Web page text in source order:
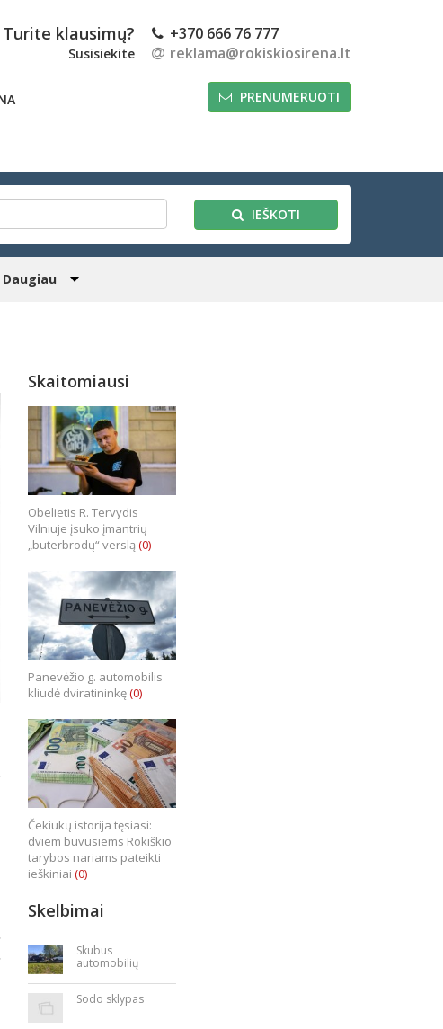
Turite klausimų?
Susisiekite
+370 666 76 777
reklama@rokiskiosirena.lt
PRENUMERUOTI
IEŠKOTI
Daugiau
Skaitomiausi
Obelietis R. Tervydis
Vilniuje įsuko įmantrių
„buterbrodų“ verslą (0)
Panevėžio g. automobilis
kliudė dviratininkę(0)
Čekiukų istorija tęsiasi:
dviem buvusiems Rokiškio
tarybos nariams pateikti
ieškiniai (0)
Skelbimai
Skubus
automobilių
Sodo sklypas